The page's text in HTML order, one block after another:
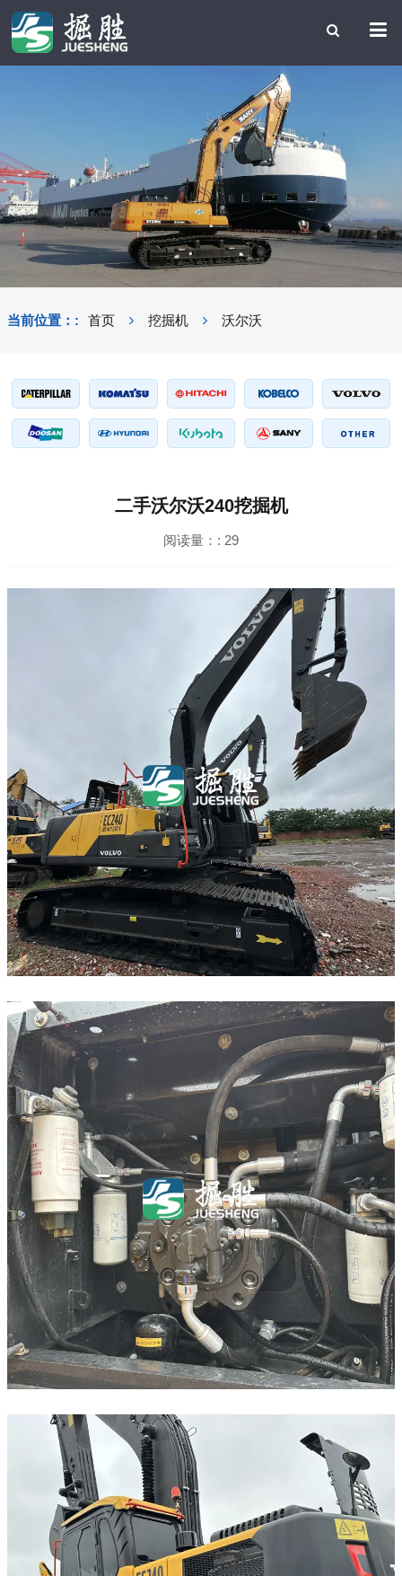
当前位置：: 首页 挖掘机 沃尔沃
二手沃尔沃240挖掘机
阅读量：: 29